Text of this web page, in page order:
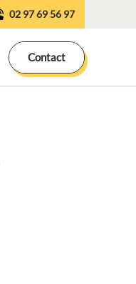
02 97 69 56 97
Contact